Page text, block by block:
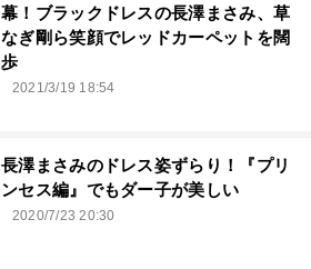
幕！ブラックドレスの長澤まさみ、草
なぎ剛ら笑顔でレッドカーペットを闊
歩
2021/3/19 18:54
長澤まさみのドレス姿ずらり！『プリ
ンセス編』でもダー子が美しい
2020/7/23 20:30